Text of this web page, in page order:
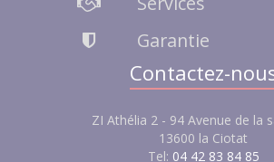
Garantie
Contactez-
ZI Athélia 2 - 94 Avenue de la
13600 la Ciotat
Tel: 04 42 83 84 85